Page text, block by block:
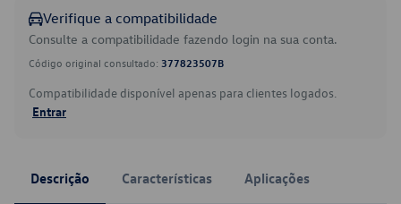
Verifique a compatibilidade
Consulte a compatibilidade fazendo login na sua conta.
Código original consultado: 377823507B
Compatibilidade disponível apenas para clientes logados.
Entrar
Descrição Características Aplicações